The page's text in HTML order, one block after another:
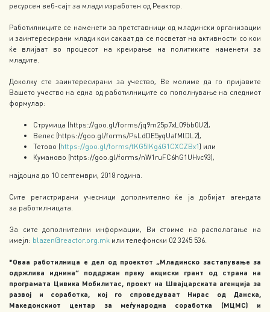
ресурсен веб-сајт за млади изработен од Реактор.
Работилниците се наменети за претставници од младински организации
и заинтересирани млади кои сакаат да се посветат на активности со кои
ќе влијаат во процесот на креирање на политиките наменети за
младите.
Доколку сте заинтересирани за учество, Ве молиме да го пријавите
Вашето учество на една од работилниците со пополнување на следниот
формулар:
Струмица (https://goo.gl/forms/jq9m25p7xL09bb0U2),
Велес (https://goo.gl/forms/PsLdDE5yqUafMlDL2),
Тетово (https://goo.gl/forms/tKG5IKg4G1CXCZBx1) или
Куманово (https://goo.gl/forms/nW1ruFC6hG1UHvc93),
најдоцна до 10 септември, 2018 година.
Сите регистрирани учесници дополнително ќе ја добијат агендата
за работилницата.
За сите дополнителни информации, Ви стоиме на располагање на
имејл: blazen@reactor.org.mk или телефонски 02 3245 536.
*Оваа работилница е дел од проектот „Младинско застапување за
одржлива иднина“ поддржан преку акциски грант од страна на
програмата Цивика Мобилитас, проект на Швајцарската агенција за
развој и соработка, кој го спроведуваат Нирас од Данска,
Македонскиот центар за меѓународна соработка (МЦМС) и